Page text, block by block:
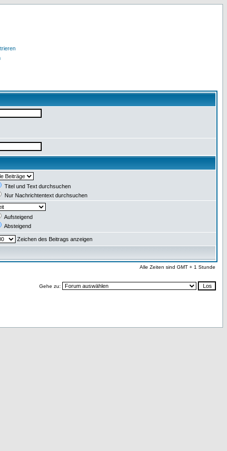
Titel und Text durchsuchen
Nur Nachrichtentext durchsuchen
Aufsteigend
Absteigend
Zeichen des Beitrags anzeigen
Alle Zeiten sind GMT + 1 Stunde
Gehe zu: